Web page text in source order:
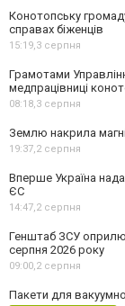
Конотопську
справах біженців
15:19,3 серпня
Грамотами
медпрацівниці
08:18,3 серпня
Землю накрила
19:37,2 серпня
Вперше Україна
ЄС
14:47,2 серпня
Генштаб ЗСУ
серпня 2026 року
09:00,2 серпня
Пакети для